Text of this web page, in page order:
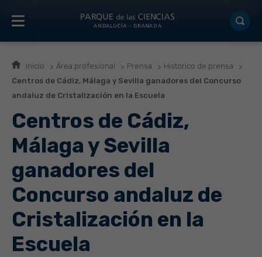
Inicio Área profesional Prensa
Histórico de prensa
Centros de Cádiz, Málaga y Sevilla ganadores del Concurso
andaluz de Cristalización en la Escuela
Centros de Cádiz,
Málaga y Sevilla
ganadores del
Concurso andaluz de
Cristalización en la
Escuela